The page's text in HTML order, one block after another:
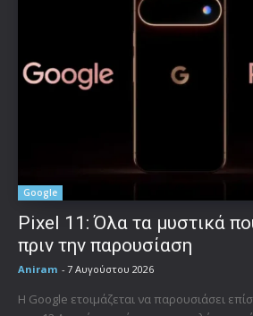
Google
Pixel 11: Όλα τα μυστικά
πριν την παρουσίαση
Aniram - 7 Αυγούστου 2026
Η Google ετοιμάζεται να παρουσιάσει